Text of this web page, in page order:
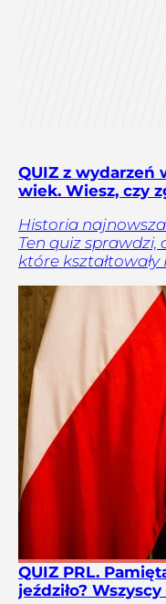
QUIZ z wydarzeń
wiek. Wiesz, czy
Historia najnowsza
Ten quiz sprawdzi,
które kształtowały
QUIZ PRL.
jeździło?